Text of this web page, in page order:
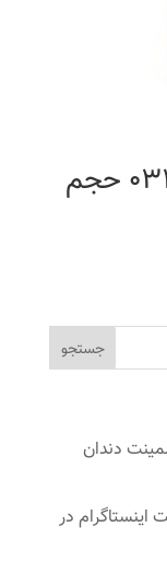
واریاسیون مارال شماره 033 حجم
دندان
اینستاگرام در